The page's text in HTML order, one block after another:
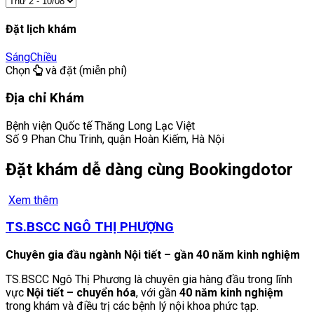
Đặt lịch khám
SángChiều
Chọn
và đặt (miễn phí)
Địa chỉ Khám
Bệnh viện Quốc tế Thăng Long Lạc Việt
Số 9 Phan Chu Trinh, quận Hoàn Kiếm, Hà Nội
Đặt khám dễ dàng cùng Bookingdotor
Xem thêm
TS.BSCC NGÔ THỊ PHƯỢNG
Chuyên gia đầu ngành Nội tiết – gần 40 năm kinh nghiệm
TS.BSCC Ngô Thị Phương là chuyên gia hàng đầu trong lĩnh
vực Nội tiết – chuyển hóa, với gần 40 năm kinh nghiệm
trong khám và điều trị các bệnh lý nội khoa phức tạp.